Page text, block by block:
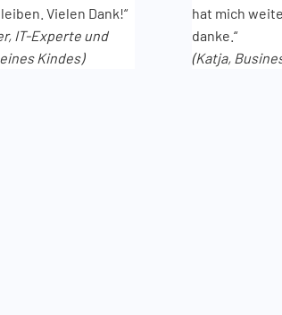
Vielen Dank!“
IT-Experte und
Kindes)
hat mich
danke.“
(Katja,